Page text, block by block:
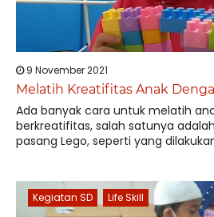
9 November 2021
Melatih Kreatifitas Anak
Ada banyak cara untuk melatih
berkreatifitas, salah satunya
pasang Lego, seperti yang
Kegiatan SD Life Skill